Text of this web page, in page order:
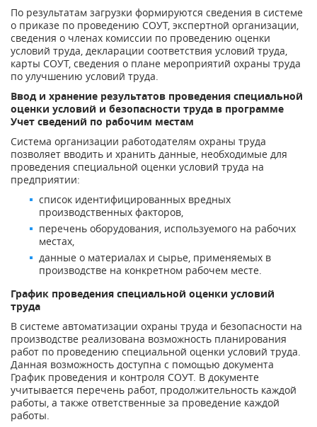
По результатам загрузки формируются сведения в системе
о приказе по проведению СОУТ, экспертной организации,
сведения о членах комиссии по проведению оценки
условий труда, декларации соответствия условий труда,
карты СОУТ, сведения о плане мероприятий охраны труда
по улучшению условий труда.
Ввод и хранение результатов проведения специальной
оценки условий и безопасности труда в программе
Учет сведений по рабочим местам
Система организации работодателям охраны труда
позволяет вводить и хранить данные, необходимые для
проведения специальной оценки условий труда на
предприятии:
список идентифицированных вредных
производственных факторов,
перечень оборудования, используемого на рабочих
местах,
данные о материалах и сырье, применяемых в
производстве на конкретном рабочем месте.
График проведения специальной оценки условий
труда
В системе автоматизации охраны труда и безопасности на
производстве реализована возможность планирования
работ по проведению специальной оценки условий труда.
Данная возможность доступна с помощью документа
График проведения и контроля СОУТ. В документе
учитывается перечень работ, продолжительность каждой
работы, а также ответственные за проведение каждой
работы.